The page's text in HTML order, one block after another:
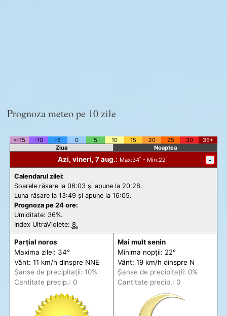
Prognoza meteo pe 10 zile
<-15 -10 -5 0 5 10 15 20 25 30
35+
Ziua
Noaptea
Azi, vineri, 7 aug.: Max:34˚ - Min:22˚ -
Calendarul zilei:
Soarele răsare la 06:03 și apune la 20:28.
Luna răsare la 13:49 și apune la 16:05.
Prognoza pe 24 ore:
Umiditate: 36%.
Index UltraViolete: 8.
Parțial noros
Maxima zilei: 34°
Vânt: 11 km/h dinspre NNE
Șanse de precipitații: 10%
Cantitate precip.: 0
Mai mult senin
Minima nopții: 22°
Vânt: 19 km/h dinspre N
Șanse de precipitații: 0%
Cantitate precip.: 0